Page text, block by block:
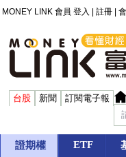
MONEY LINK 會員 登入 註冊
台股 新聞 訂閱電子報
證期權 ETF